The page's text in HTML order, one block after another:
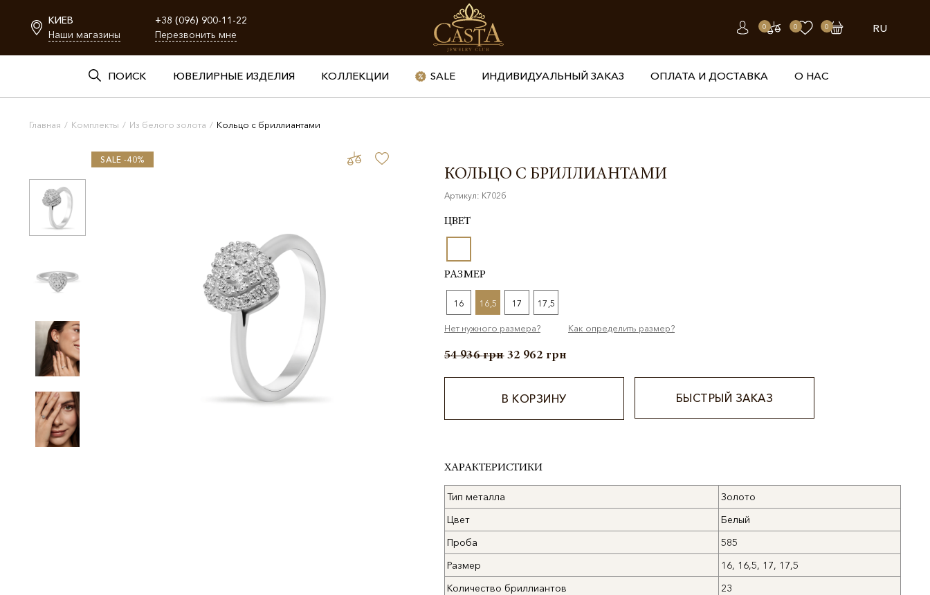
КИЕВ
Наши магазины
+38 (096) 900-11-22
Перезвонить мне
0 0 0 RU
ПОИСК ЮВЕЛИРНЫЕ ИЗДЕЛИЯ КОЛЛЕКЦИИ SALE ИНДИВИДУАЛЬНЫЙ ЗАКАЗ ОПЛАТА И ДОСТАВКА О НАС
Главная / Комплекты / Из белого золота / Кольцо с бриллиантами
SALE -40%
КОЛЬЦО С БРИЛЛИАНТАМИ
Артикул: К702б
ЦВЕТ
РАЗМЕР
16 16,5 17 17,5
Нет нужного размера? Как определить размер?
54 936грн 32 962 грн
В КОРЗИНУ БЫСТРЫЙ ЗАКАЗ
ХАРАКТЕРИСТИКИ
Тип металла
Золото
Цвет
Белый
Проба
585
Размер
16, 16,5, 17, 17,5
Количество бриллиантов
23